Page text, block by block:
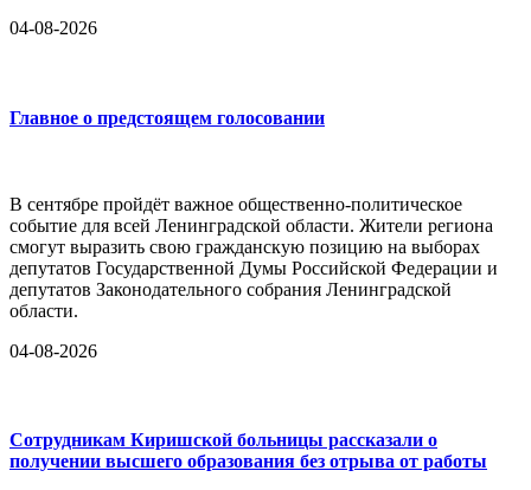
04-08-2026
Главное о предстоящем голосовании
В сентябре пройдёт важное общественно-политическое
событие для всей Ленинградской области. Жители региона
смогут выразить свою гражданскую позицию на выборах
депутатов Государственной Думы Российской Федерации и
депутатов Законодательного собрания Ленинградской
области.
04-08-2026
Сотрудникам Киришской больницы рассказали о
получении высшего образования без отрыва от работы